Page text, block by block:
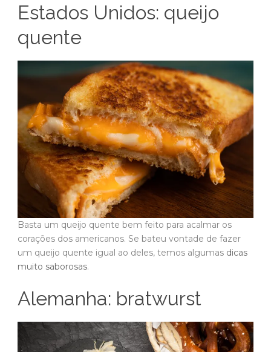
Estados Unidos: queijo
quente
Basta um queijo quente bem feito para acalmar os
corações dos americanos. Se bateu vontade de fazer
um queijo quente igual ao deles, temos algumas dicas
muito saborosas.
Alemanha: bratwurst